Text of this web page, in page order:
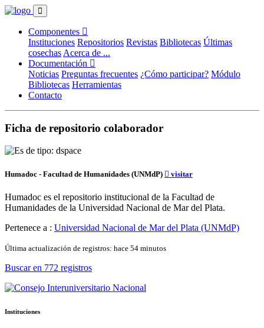
Componentes
Instituciones Repositorios Revistas Bibliotecas Últimas
cosechas Acerca de ...
Documentación
Noticias Preguntas frecuentes ¿Cómo participar? Módulo
Bibliotecas Herramientas
Contacto
Ficha de repositorio colaborador
Humadoc - Facultad de Humanidades (UNMdP) visitar
Humadoc es el repositorio institucional de la Facultad de
Humanidades de la Universidad Nacional de Mar del Plata.
Pertenece a : Universidad Nacional de Mar del Plata (UNMdP)
Última actualización de registros: hace 54 minutos
Buscar en 772 registros
Instituciones